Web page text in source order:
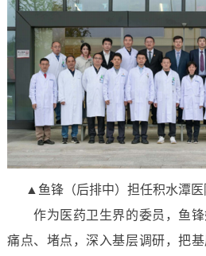
▲鱼锋（后排中）担任积水潭
作为医药卫生界的委员，鱼锋
痛点、堵点，深入基层调研，把